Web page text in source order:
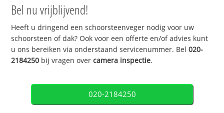
Bel nu vrijblijvend!
Heeft u dringend een schoorsteenveger nodig voor uw
schoorsteen of dak? Ook voor een offerte en/of advies kunt
u ons bereiken via onderstaand servicenummer. Bel020-
2184250 bij vragen overcamera inspectie.
020-2184250